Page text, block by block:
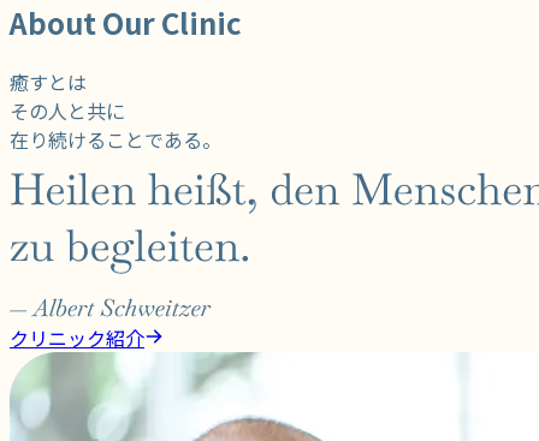
About Our Clinic
癒すとは
その人と共に
在り続ける ことである。
クリニック紹介